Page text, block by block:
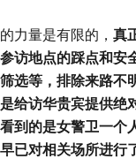
量是有限的， 真
访地点的踩点和安
选等，排除来路不
给访华贵宾提供绝
到的是女警卫一个
已对相关场所进行